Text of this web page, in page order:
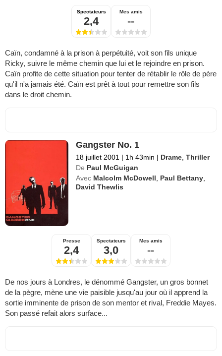
Spectateurs
2,4
Mes amis
--
Caïn, condamné à la prison à perpétuité, voit son fils unique
Ricky, suivre le même chemin que lui et le rejoindre en prison.
Caïn profite de cette situation pour tenter de rétablir le rôle de père
qu'il n'a jamais été. Caïn est prêt à tout pour remettre son fils
dans le droit chemin.
Gangster No. 1
18 juillet 2001 | 1h 43min | Drame ,Thriller
De Paul McGuigan
Avec Malcolm McDowell Paul Bettany
David Thewlis
Presse
2,4
Spectateurs
3,0
Mes amis
--
De nos jours à Londres, le dénommé Gangster, un gros bonnet
de la pègre, mène une vie paisible jusqu'au jour où il apprend la
sortie imminente de prison de son mentor et rival, Freddie Mayes.
Son passé refait alors surface...